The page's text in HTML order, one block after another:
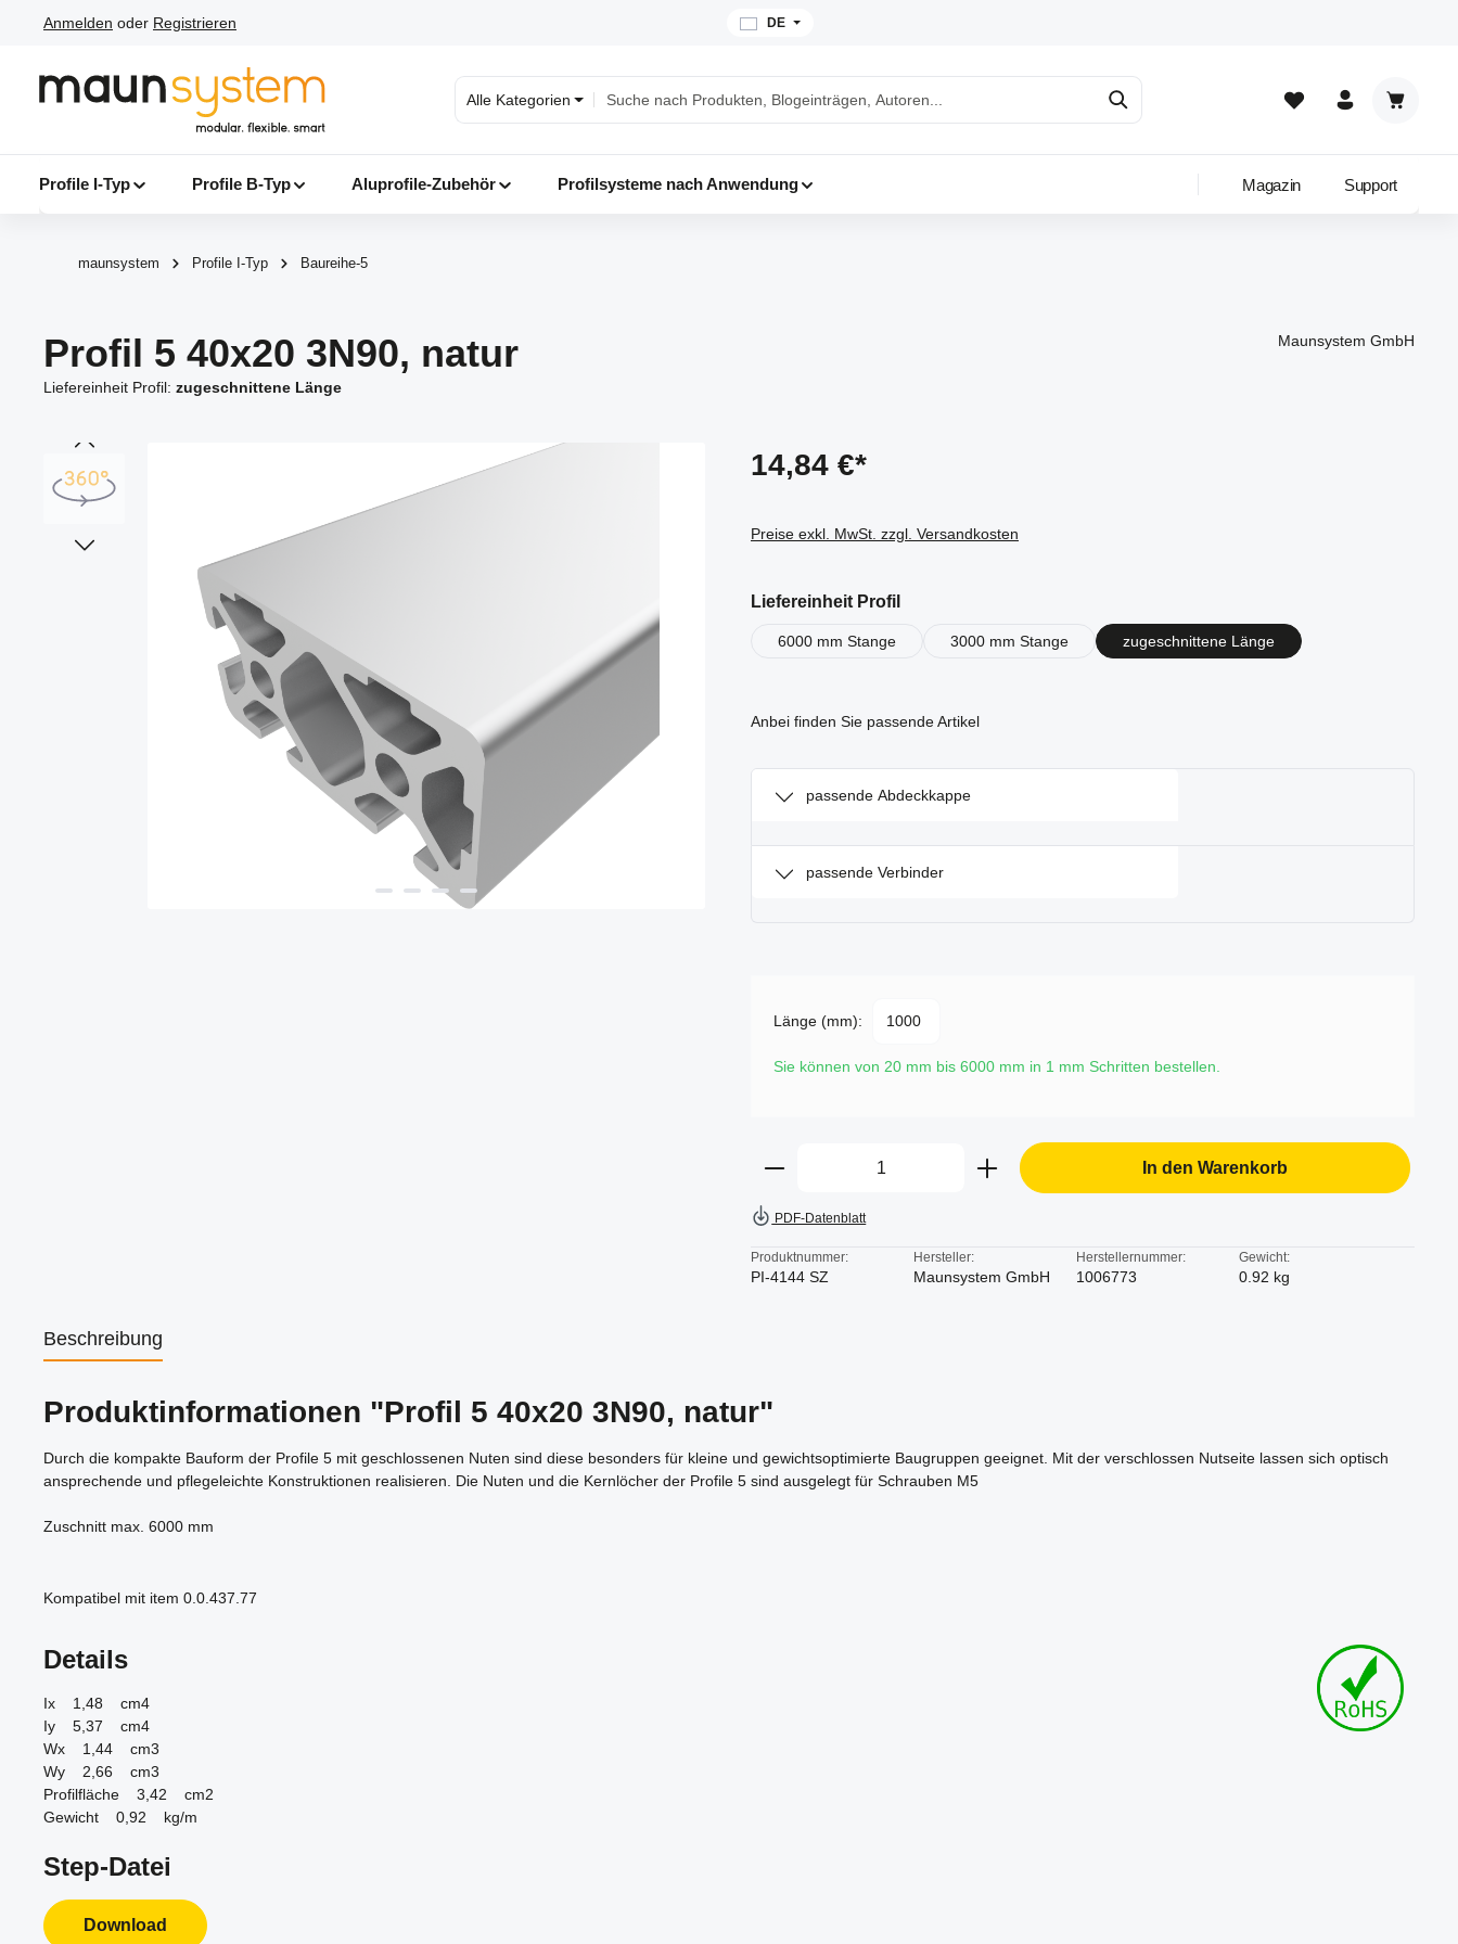
Hauptinhalt springen
Zur Suche springen
Zur Hauptnavigation springen
Anmelden oder Registrieren DE
Alle Kategorien
Profile I-Typ Profile B-Typ Aluprofile-Zubehör Profilsysteme nach Anwendung Magazin Support
maunsystem Profile I-Typ Baureihe-5
Profil 5 40x20 3N90, natur
Liefereinheit Profil: zugeschnittene Länge
Maunsystem GmbH
14,84 €*
Preise exkl. MwSt. zzgl. Versandkosten
Liefereinheit Profilauswählen
6000 mm Stange 3000 mm Stange zugeschnittene Länge
Anbei finden Sie passende Artikel
passende Abdeckkappe
passende Verbinder
Länge (mm):
Sie können von 20 mm bis 6000 mm in 1 mm Schritten bestellen.
Produkt Anzahl: Gib den gewünschten Wert ein oder
In den Warenkorb
PDF-Datenblatt
Produktnummer:
PI-4144 SZ
Hersteller:
Maunsystem GmbH
Herstellernummer:
1006773
Gewicht:
0.92 kg
Beschreibung
Produktinformationen "Profil 5 40x20 3N90, natur"
Durch die kompakte Bauform der Profile 5 mit geschlossenen Nuten sind diese besonders für kleine und gewichtsoptimierte Baugruppen geeignet. Mit der verschlossen Nutseite lassen sich optisch
ansprechende und pflegeleichte Konstruktionen realisieren. Die Nuten und die Kernlöcher der Profile 5 sind ausgelegt für Schrauben M5
Zuschnitt max. 6000 mm
Kompatibel mit item 0.0.437.77
Details
Ix 1,48 cm4
Iy 5,37 cm4
Wx 1,44 cm3
Wy 2,66 cm3
Profilfläche 3,42 cm2
Gewicht 0,92 kg/m
Step-Datei
Download